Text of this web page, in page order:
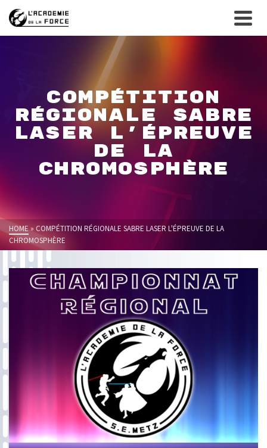
COMPÉTITION
RÉGIONALE SABRE
LASER L'ÉPREUVE
DE LA
CHROMOSPHÈRE
HOME» COMPÉTITION RÉGIONALE SABRE LASER L'ÉPREUVE DE LA
CHROMOSPHÈRE